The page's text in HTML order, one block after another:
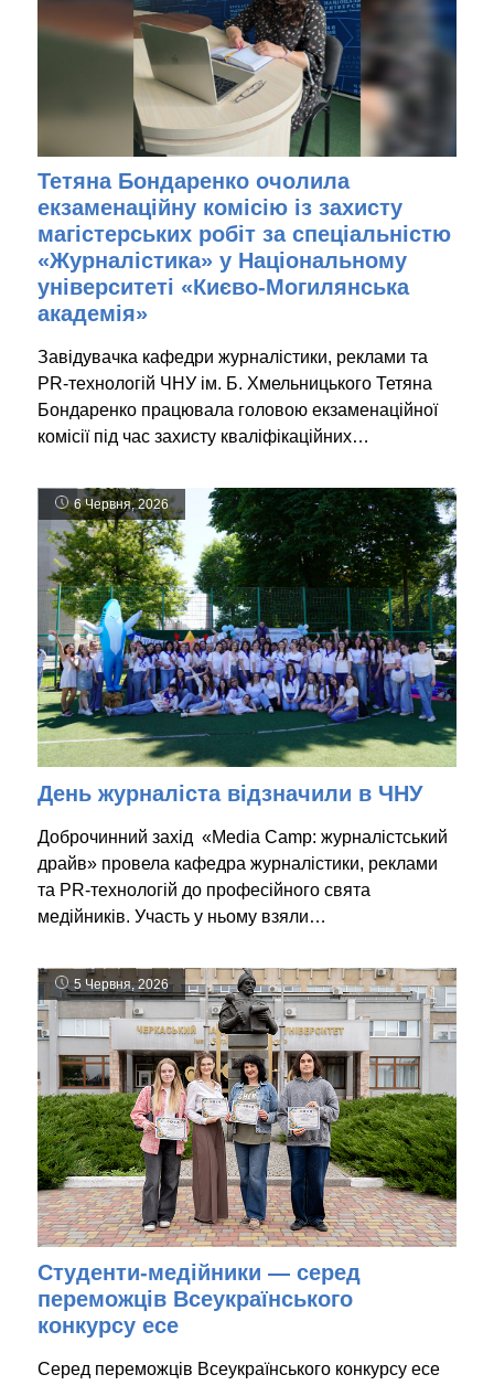
Тетяна Бондаренко очолила
екзаменаційну комісію із захисту
магістерських робіт за спеціальністю
«Журналістика» у Національному
університеті «Києво-Могилянська
академія»
Завідувачка кафедри журналістики, реклами та
PR-технологій ЧНУ ім. Б. Хмельницького Тетяна
Бондаренко працювала головою екзаменаційної
комісії під час захисту кваліфікаційних…
6 Червня, 2026
День журналіста відзначили в ЧНУ
Доброчинний захід «Media Camp: журналістський
драйв» провела кафедра журналістики, реклами
та PR-технологій до професійного свята
медійників. Участь у ньому взяли…
5 Червня, 2026
Студенти-медійники — серед
переможців Всеукраїнського
конкурсу есе
Серед переможців Всеукраїнського конкурсу есе